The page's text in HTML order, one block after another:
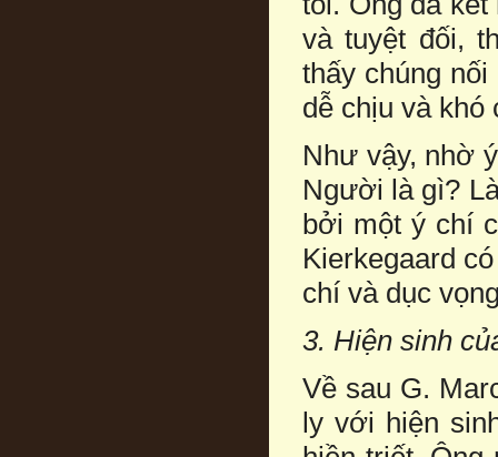
và tuyệt đối,
thấy chúng
dễ chịu và khó
Như vậy, nhờ
Người là gì?
bởi một ý chí
Kierkegaard
chí và dục
3. Hiện sinh
Về sau G.
ly với hiện